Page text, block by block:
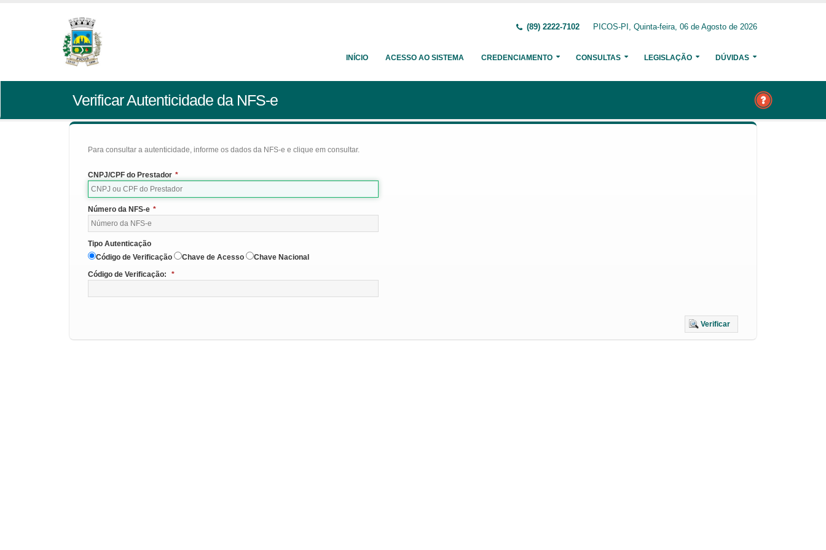
(89) 2222-7102 PICOS-PI, Quinta-feira, 06 de Agosto de 2026
INÍCIO ACESSO AO SISTEMA CREDENCIAMENTO CONSULTAS LEGISLAÇÃO DÚVIDAS
Verificar Autenticidade da NFS-e
Para consultar a autenticidade, informe os dados da NFS-e e clique em consultar.
CNPJ/CPF do Prestador *
Número da NFS-e *
Tipo Autenticação
Código de Verificação
Chave de Acesso
Chave Nacional
Código de Verificação:
*
Verificar